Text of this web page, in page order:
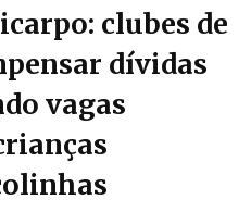
clubes de
dívidas
vagas